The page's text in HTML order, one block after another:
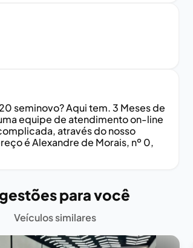
seminovo? Aqui tem. 3 Meses de
equipe de atendimento on-line
através do nosso
é Alexandre de Morais, nº 0,
para você
Veículos similares